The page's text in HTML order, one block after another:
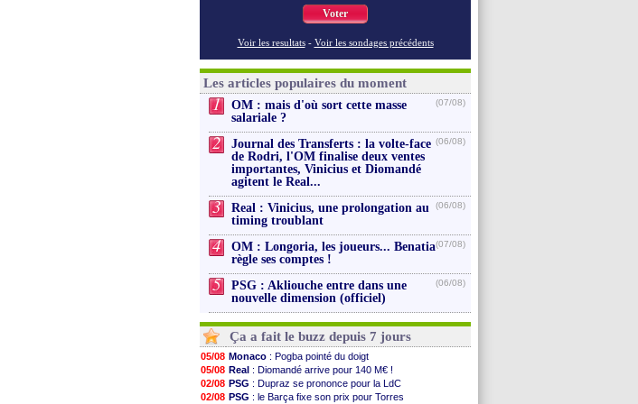
Voter
Voir les resultats - Voir les sondages précédents
Les articles populaires du moment
1
OM : mais d'où sort cette masse
salariale ?
(07/08)
2
Journal des Transferts : la volte-face
de Rodri, l'OM finalise deux ventes
importantes, Vinicius et Diomandé
agitent le Real...
(06/08)
3
Real : Vinicius, une prolongation au
timing troublant
(06/08)
4
OM : Longoria, les joueurs... Benatia
règle ses comptes !
(07/08)
5
PSG : Akliouche entre dans une
nouvelle dimension (officiel)
(06/08)
Ça a fait le buzz depuis 7 jours
05/08 Monaco : Pogba pointé du doigt
05/08 Real : Diomandé arrive pour 140 M€ !
02/08 PSG : Dupraz se prononce pour la LdC
02/08 PSG : le Barça fixe son prix pour Torres